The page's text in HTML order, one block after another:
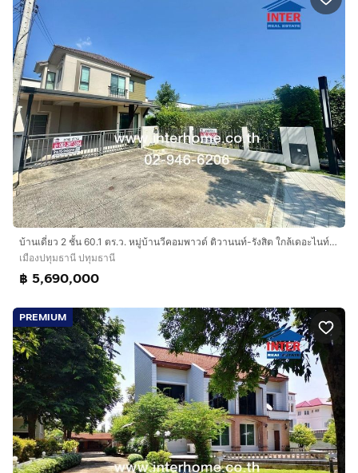
บ้านเดี่ยว 2 ชั้น 60.1 ตร.ว. หมู่บ้านวีคอมพาวด์ ติวานนท์-รังสิต ใกล้เดอะไนท์เซ็นเตอร์ ติวานนท์ ถนนติวานนท์ ถนนรังสิต-ปทุมธานี เมืองปทุมธานี
เมืองปทุมธานี ปทุมธานี
฿ 5,690,000
PREMIUM